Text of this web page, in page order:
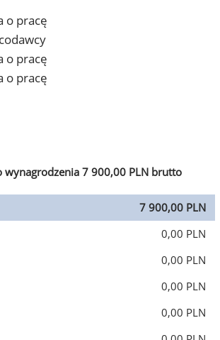
o pracę
o pracę
o pracę
wynagrodzenia 7 900,00 PLN brutto
7 900,00 PLN
0,00 PLN
0,00 PLN
0,00 PLN
0,00 PLN